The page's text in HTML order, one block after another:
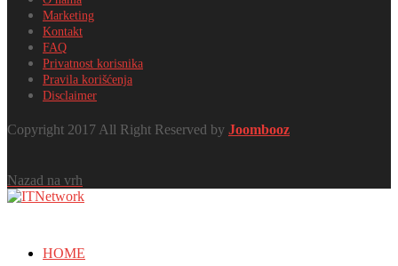
Marketing
Kontakt
FAQ
Privatnost korisnika
Pravila korišćenja
Disclaimer
Copyright 2017 All Right Reserved by Joombooz
Nazad na vrh
HOME